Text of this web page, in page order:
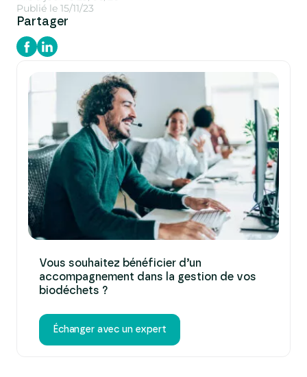
Publié le 15/11/23
Partager
Vous souhaitez bénéficier d’un
accompagnement dans la gestion de vos
biodéchets ?
Échanger avec un expert